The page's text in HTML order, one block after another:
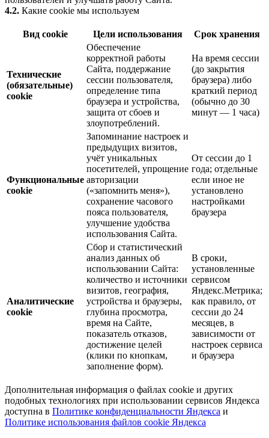
4.2. Какие cookie мы используем
Вид cookie Цели использования Срок хранения
Технические
(обязательные)
cookie
Обеспечение
корректной работы
Сайта, поддержание
сессии пользователя,
определение типа
браузера и устройства,
защита от сбоев и
злоупотреблений.
На время сессии
(до закрытия
браузера) либо
краткий период
(обычно до 30
минут — 1 часа)
Функциональные
cookie
Запоминание настроек и
предыдущих визитов,
учёт уникальных
посетителей, упрощение
авторизации
(«запомнить меня»),
сохранение часового
пояса пользователя,
улучшение удобства
использования Сайта.
От сессии до 1
года; отдельные
если иное не
установлено
настройками
браузера
Аналитические
cookie
Сбор и статистический
анализ данных об
использовании Сайта:
количество и источники
визитов, география,
устройства и браузеры,
глубина просмотра,
время на Сайте,
показатель отказов,
достижение целей
(клики по кнопкам,
заполнение форм).
В сроки,
установленные
сервисом
Яндекс.Метрика;
как правило, от
сессии до 24
месяцев, в
зависимости от
настроек сервиса
и браузера
Дополнительная информация о файлах cookie и других
подобных технологиях при использовании сервисов Яндекса
доступна в Политике конфиденциальности Яндекса и
Политике использования файлов cookie Яндекса